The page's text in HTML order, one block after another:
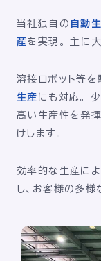
当社独自の 自動
産を実現。 主に
溶接ロボット等を
生産 にも対応。
高い生産性を発
けします。
効率的な生産によ
し、お客様の多様